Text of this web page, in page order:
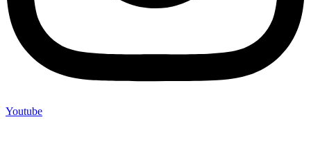
Youtube